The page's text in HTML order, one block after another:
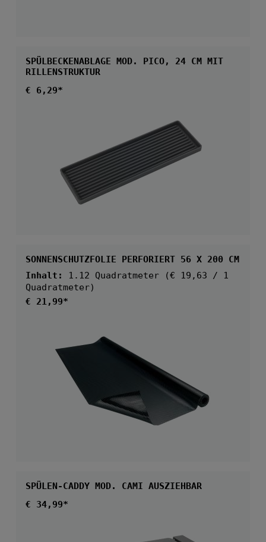
SPÜLBECKENABLAGE MOD. PICO, 24 CM MIT
RILLENSTRUKTUR
Regulärer Preis:
€ 6,29*
SONNENSCHUTZFOLIE PERFORIERT 56 X 200 CM
Inhalt: 1.12 Quadratmeter
(€ 19,63 / 1
Quadratmeter)
Regulärer Preis:
€ 21,99*
SPÜLEN-CADDY MOD. CAMI AUSZIEHBAR
Regulärer Preis:
€ 34,99*